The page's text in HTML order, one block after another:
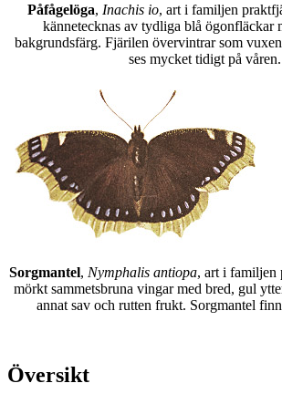
Påfågelöga, Inachis io, art i familjen
kännetecknas av tydliga blå ögonfläckar
bakgrundsfärg. Fjärilen övervintrar som
ses mycket tidigt på våren.
Sorgmantel, Nymphalis antiopa, art i familjen
mörkt sammetsbruna vingar med bred, gul
annat sav och rutten frukt. Sorgmantel
Översikt